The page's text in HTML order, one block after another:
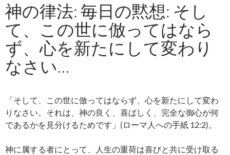
ン
ツ
へ
キ
ッ
プ
神の律法: 毎日の黙想: そし
て、この世に倣ってはなら
ず、心を新たにして変わり
なさい…
「そして、この世に倣ってはならず、心を新たにして変わ
りなさい。それは、神の良く、喜ばしく、完全な御心が何
であるかを見分けるためです」(ローマ人への手紙 12:2)。
神に属する者にとって、人生の重荷は喜びと共に受け取る